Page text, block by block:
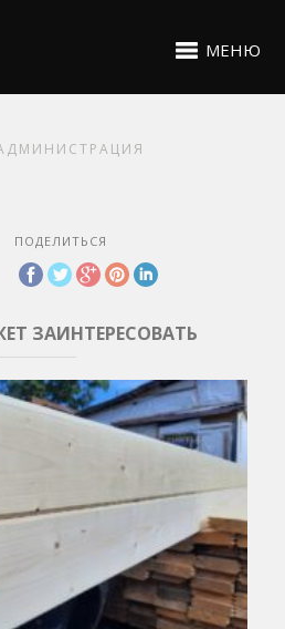
МЕНЮ
ПОДЕЛИТЬСЯ
ЗАИНТЕРЕСОВАТЬ